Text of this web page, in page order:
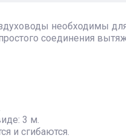
необходимы
соединения
3 м.
и сгибаются.